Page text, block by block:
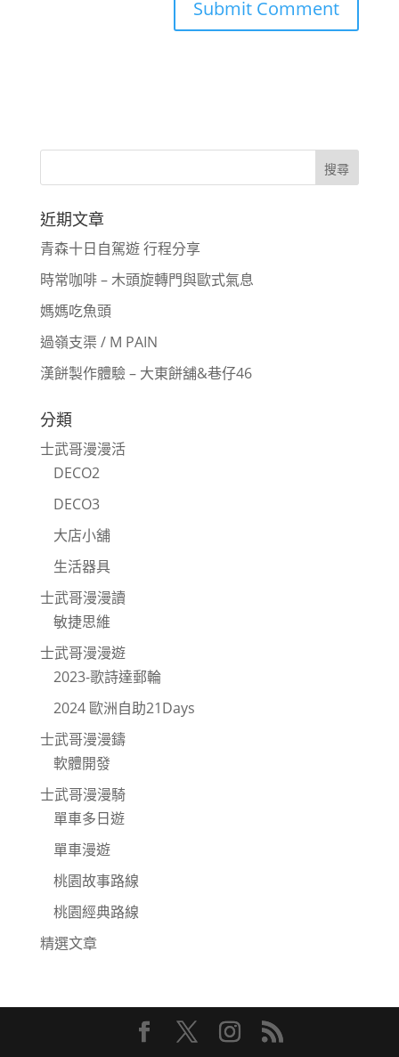
近期文章
青森十日自駕遊 行程分享
時常咖啡 – 木頭旋轉門與歐式氣息
媽媽吃魚頭
過嶺支渠 / M PAIN
漢餅製作體驗 – 大東餅舖&巷仔46
分類
士武哥漫漫活
DECO2
DECO3
大店小舖
生活器具
士武哥漫漫讀
敏捷思維
士武哥漫漫遊
2023-歌詩達郵輪
2024 歐洲自助21Days
士武哥漫漫鑄
軟體開發
士武哥漫漫騎
單車多日遊
單車漫遊
桃園故事路線
桃園經典路線
精選文章